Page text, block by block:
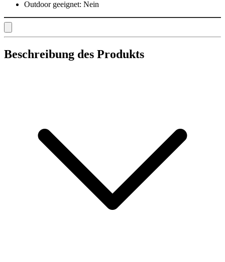
Outdoor geeignet: Nein
Beschreibung des Produkts